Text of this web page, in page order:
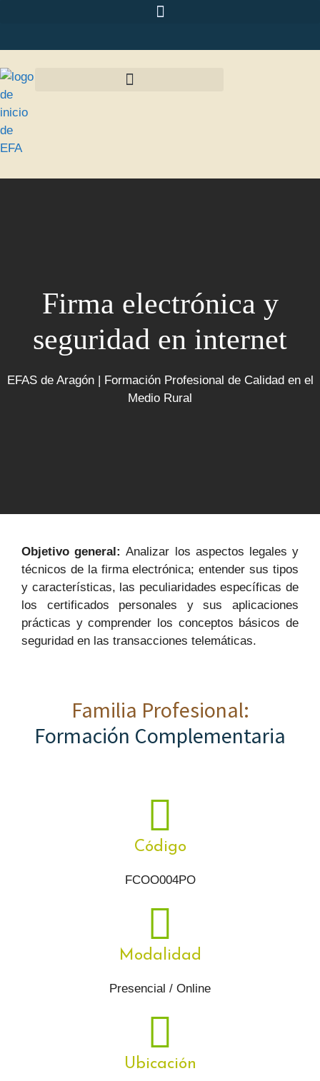
Firma electrónica y
seguridad en internet
EFAS de Aragón | Formación Profesional de Calidad en el
Medio Rural
Objetivo general:Analizar los aspectos legales y
técnicos de la firma electrónica; entender sus tipos
y características, las peculiaridades específicas de
los certificados personales y sus aplicaciones
prácticas y comprender los conceptos básicos de
seguridad en las transacciones telemáticas.
Familia Profesional:
Formación Complementaria
Código
FCOO004PO
Modalidad
Presencial / Online
Ubicación